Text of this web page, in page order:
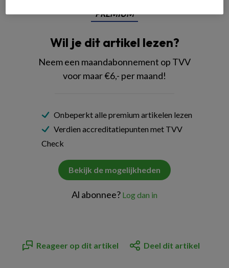
PREMIUM
Wil je dit artikel lezen?
Neem een maandabonnement op TVV
voor maar €6,- per maand!
Onbeperkt alle premium artikelen lezen
Verdien accreditatiepunten met TVV
Check
Bekijk de mogelijkheden
Al abonnee? Log dan in
Reageer op dit artikel Deel dit artikel